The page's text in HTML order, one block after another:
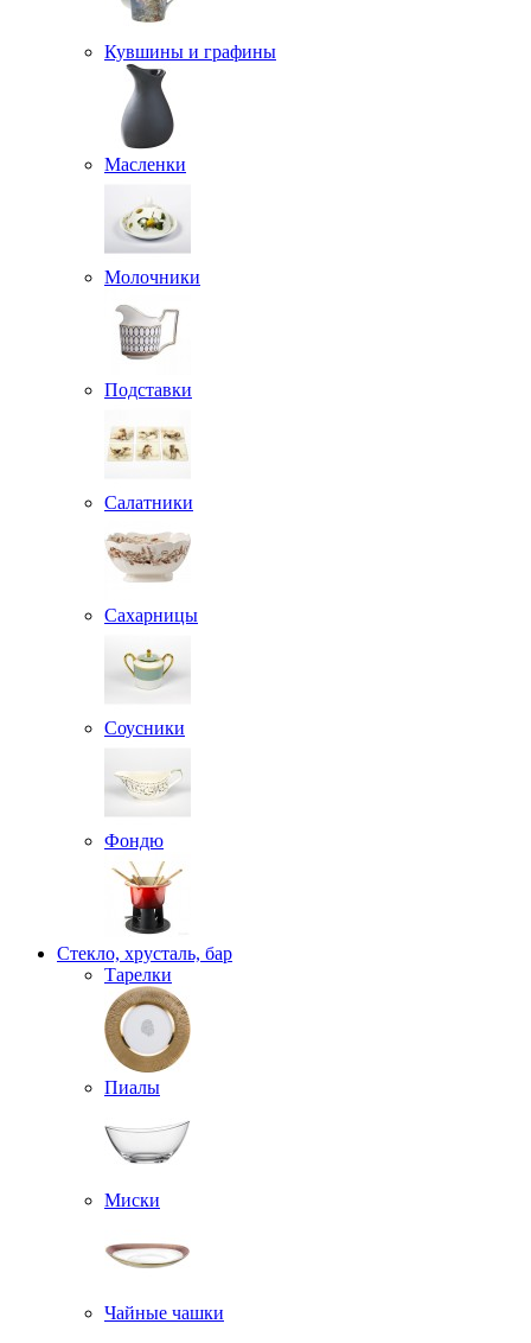
Кувшины и графины
Масленки
Молочники
Подставки
Салатники
Сахарницы
Соусники
Фондю
Стекло, хрусталь, бар
Тарелки
Пиалы
Миски
Чайные чашки